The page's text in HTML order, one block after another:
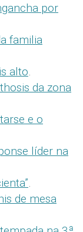
por
familia
alto.
da zona
e o
líder na
.
de mesa